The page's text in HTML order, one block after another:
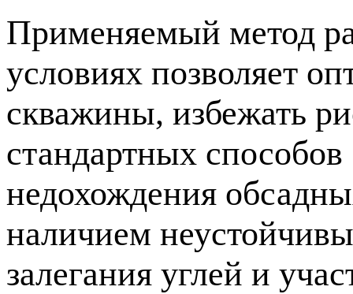
Применяемый метод
условиях позволяет
скважины, избежать
стандартных
недохождения
наличием
залегания углей и